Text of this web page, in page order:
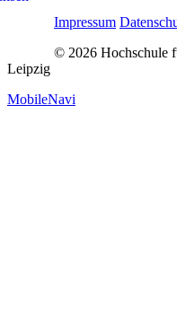
Impressum
© 2026 Hochschule
Leipzig
MobileNavi